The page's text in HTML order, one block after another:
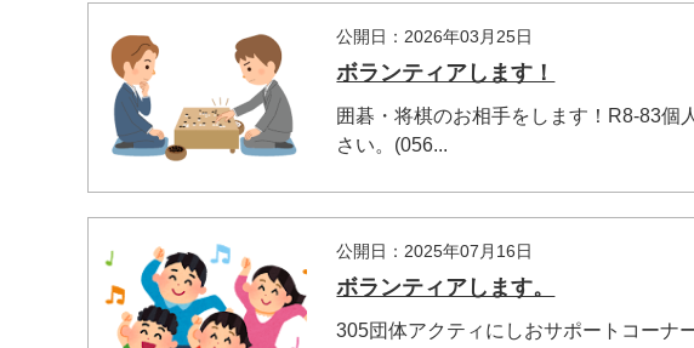
公開日：2026年03月25日
ボランティアします！
囲碁・将棋のお相手をします！R8-83個
さい。(056...
公開日：2025年07月16日
ボランティアします。
305団体アクティにしおサポートコーナ